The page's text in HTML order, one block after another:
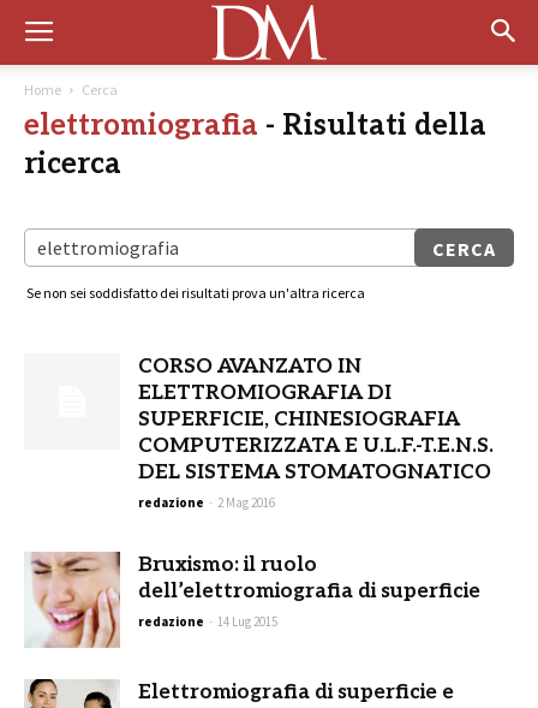
Home Cerca
elettromiografia - Risultati della
ricerca
Se non sei soddisfatto dei risultati prova un'altra ricerca
CORSO AVANZATO IN
ELETTROMIOGRAFIA DI
SUPERFICIE, CHINESIOGRAFIA
COMPUTERIZZATA E U.L.F.-T.E.N.S.
DEL SISTEMA STOMATOGNATICO
redazione - 2 Mag 2016
Bruxismo: il ruolo
dell’elettromiografia di superficie
redazione - 14 Lug 2015
Elettromiografia di superficie e